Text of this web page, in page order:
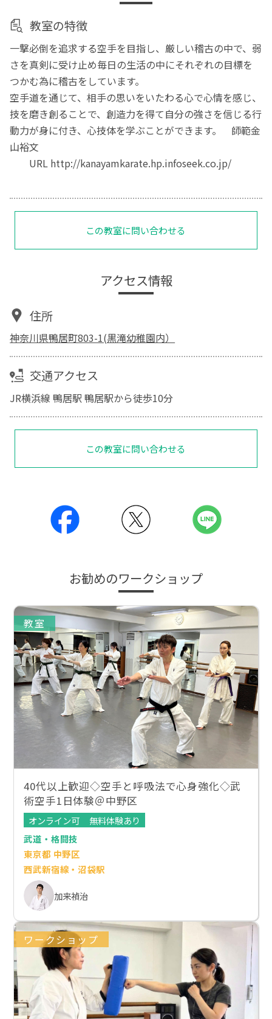
教室の特徴
一撃必倒を追求する空手を目指し、厳しい稽古の中で、弱
さを真剣に受け止め毎日の生活の中にそれぞれの目標を
つかむ為に稽古をしています。
空手道を通じて、相手の思いをいたわる心で心情を感じ、
技を磨き創ることで、創造力を得て自分の強さを信じる行
動力が身に付き、心技体を学ぶことができます。 師範金
山裕文
URL http://kanayamkarate.hp.infoseek.co.jp/
この教室に問い合わせる
アクセス情報
住所
神奈川県鴨居町803-1(黒滝幼稚園内）
交通アクセス
JR横浜線 鴨居駅 鴨居駅から徒歩10分
この教室に問い合わせる
お勧めのワークショップ
教室
40代以上歓迎◇空手と呼吸法で心身強化◇武
術空手1日体験＠中野区
オンライン可
無料体験あり
武道・格闘技
東京都 中野区
西武新宿線・沼袋駅
加来禎治
ワークショップ